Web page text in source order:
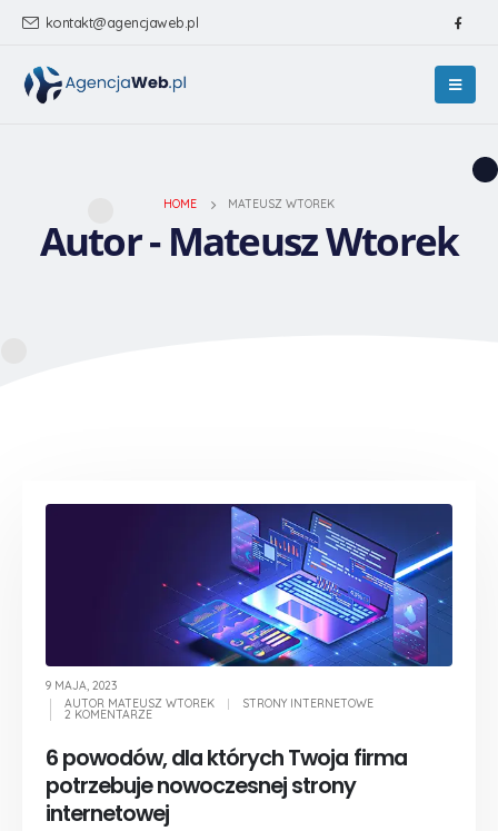
kontakt@agencjaweb.pl
HOME MATEUSZ WTOREK
Autor - Mateusz Wtorek
9 MAJA, 2023
AUTOR MATEUSZ WTOREK STRONY INTERNETOWE
2 KOMENTARZE
6 powodów, dla których Twoja firma
potrzebuje nowoczesnej strony
internetowej